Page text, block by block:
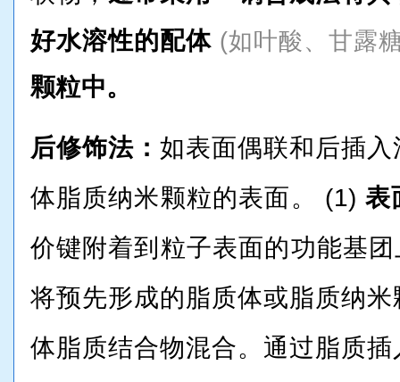
好水溶性的配体 (如叶酸、甘露
颗粒中。
后修饰法： 如表面偶联和后插
体脂质纳米颗粒的表面。 (1) 表
价键附着到粒子表面的功能基
将预先形成的脂质体或脂质纳
体脂质结合物混合。通过脂质